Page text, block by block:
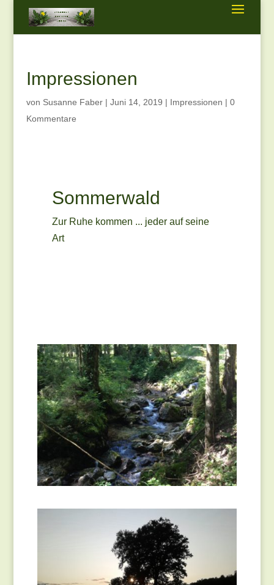
Impressionen
von Susanne Faber| Juni 14, 2019 | Impressionen | 0
Kommentare
Sommerwald
Zur Ruhe kommen ... jeder auf seine
Art